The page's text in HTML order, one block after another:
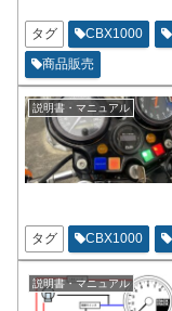
タグ CBX1000
商品販売
説明書・マニュアル
タグ CBX1000
説明書・マニュアル